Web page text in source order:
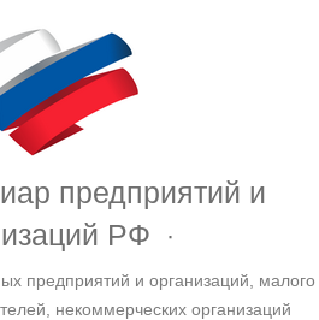
предприятий и
РФ
предприятий и организаций, малого
некоммерческих организаций